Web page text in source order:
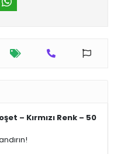
– Kırmızı Renk – 50